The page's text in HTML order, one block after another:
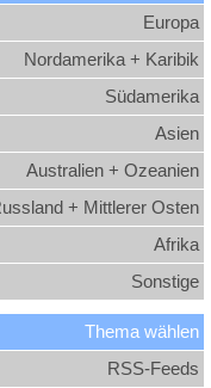
Europa
Nordamerika + Karibik
Südamerika
Asien
Australien + Ozeanien
+ Mittlerer Osten
Afrika
Sonstige
Thema wählen
RSS-Feeds